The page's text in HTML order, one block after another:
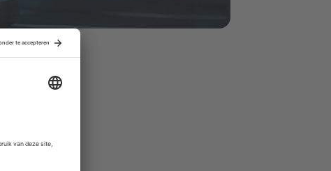
Vorig
In
geld liever